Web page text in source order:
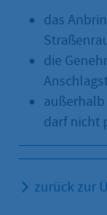
das
die
darf nicht
zurück zur